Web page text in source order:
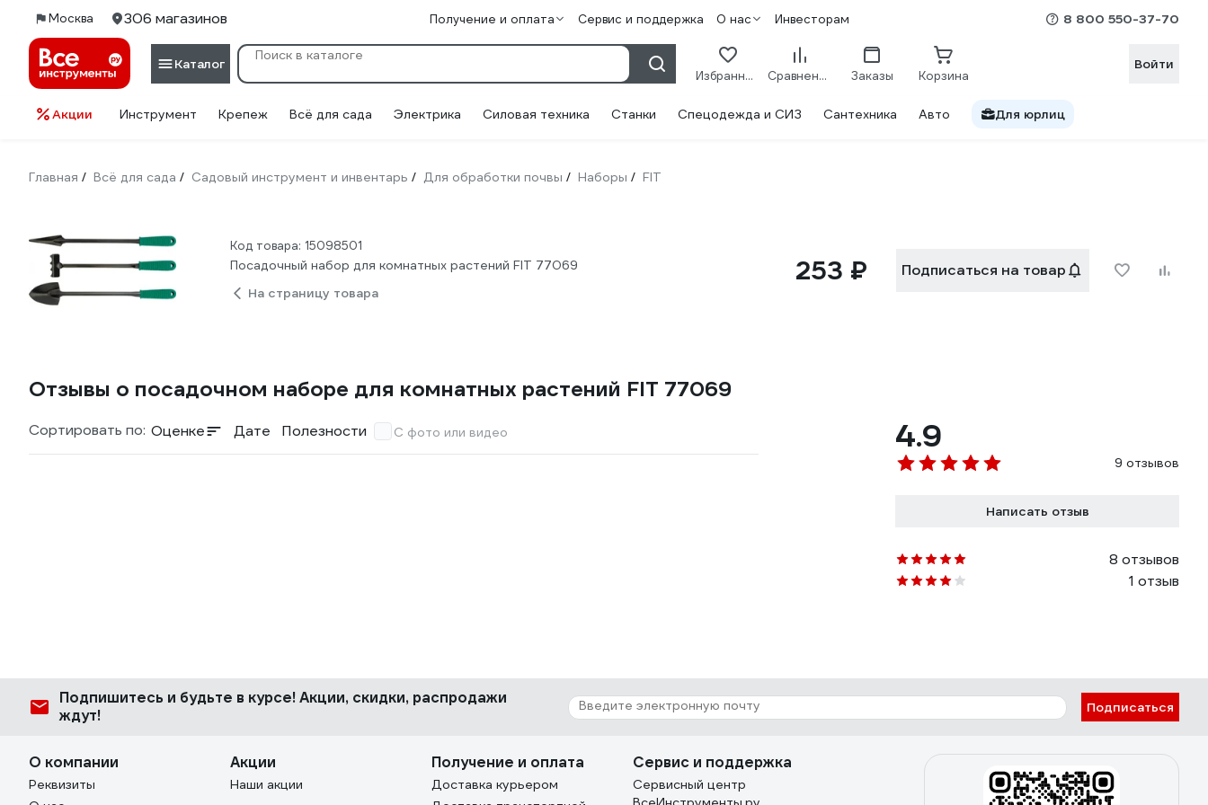
Москва 306 магазинов Получение и оплата Сервис и поддержка О нас Инвесторам 8 800 550-37-70
Каталог
Избранное Сравнение Заказы Корзина
Войти
Акции Инструмент Крепеж Всё для сада Электрика Силовая техника Станки Спецодежда и СИЗ Сантехника Авто Для юрлиц
Главная / Всё для сада / Садовый инструмент и инвентарь / Для обработки почвы / Наборы / FIT
Код товара: 15098501
Посадочный набор для комнатных растений FIT 77069
На страницу товара
253 ₽ Подписаться на товар
Отзывы о посадочном наборе для комнатных растений FIT 77069
Сортировать по: Оценке Дате Полезности С фото или видео 4.9
9 отзывов
Написать отзыв
8 отзывов
1 отзыв
Подпишитесь и будьте в курсе! Акции, скидки, распродажи
ждут!
Подписаться
О компании
Реквизиты
Акции
Наши акции
Получение и оплата
Доставка курьером
Сервис и поддержка
Сервисный центр